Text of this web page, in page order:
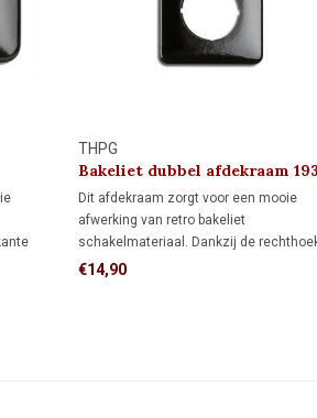
de
THPG
Bakeliet dubbel afdekraam
Dit afdekraam zorgt voor een mooie
afwerking van retro bakeliet
schakelmateriaal. Dankzij de
vorm biedt het meer dekking rondom de
€14,90